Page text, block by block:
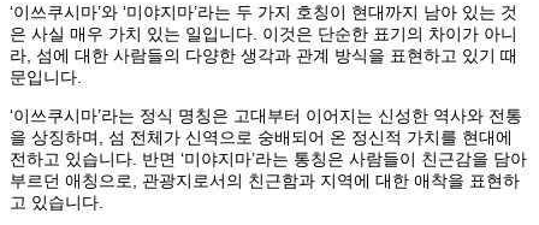
‘이쓰쿠시마’와 ‘미야지마’라는 두 가지 호칭이 현대까지 남아 있는 것
은 사실 매우 가치 있는 일입니다. 이것은 단순한 표기의 차이가 아니
라, 섬에 대한 사람들의 다양한 생각과 관계 방식을 표현하고 있기 때
문입니다.
‘이쓰쿠시마’라는 정식 명칭은 고대부터 이어지는 신성한 역사와 전통
을 상징하며, 섬 전체가 신역으로 숭배되어 온 정신적 가치를 현대에
전하고 있습니다. 반면 ‘미야지마’라는 통칭은 사람들이 친근감을 담아
부르던 애칭으로, 관광지로서의 친근함과 지역에 대한 애착을 표현하
고 있습니다.